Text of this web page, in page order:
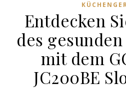
Entdecken
des
mit dem
JC200BE